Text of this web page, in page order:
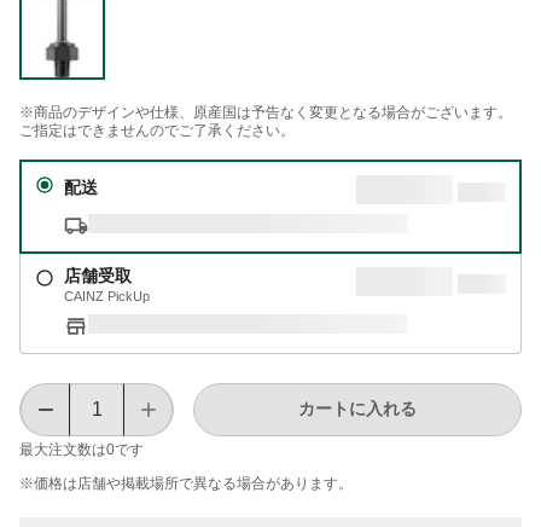
※商品のデザインや仕様、原産国は予告なく変更となる場合がございます。
ご指定はできませんのでご了承ください。
配送
店舗受取
CAINZ PickUp
最大注文数は0です
カートに入れる
※価格は​店舗や​掲載場所で​異なる​場合が​あります。